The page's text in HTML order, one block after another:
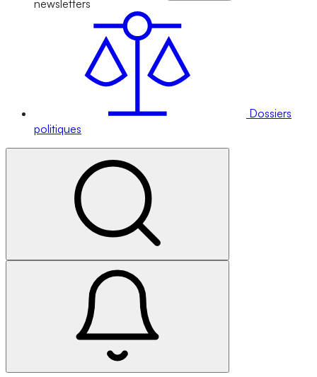
newsletters
Dossiers
politiques